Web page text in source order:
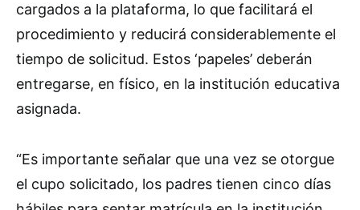
cargados a la plataforma, lo que facilitará el
procedimiento y reducirá considerablemente el
tiempo de solicitud. Estos ‘papeles’ deberán
entregarse, en físico, en la institución educativa
asignada.
“Es importante señalar que una vez se otorgue
el cupo solicitado, los padres tienen cinco días